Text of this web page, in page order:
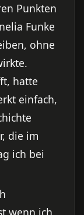
Punkten
Funke
ohne
hatte
einfach,
die im
ich bei